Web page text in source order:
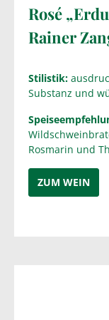
Rosé
Rainer
Stilistik:
Substanz und
Rosmarin und
ZUM WEIN